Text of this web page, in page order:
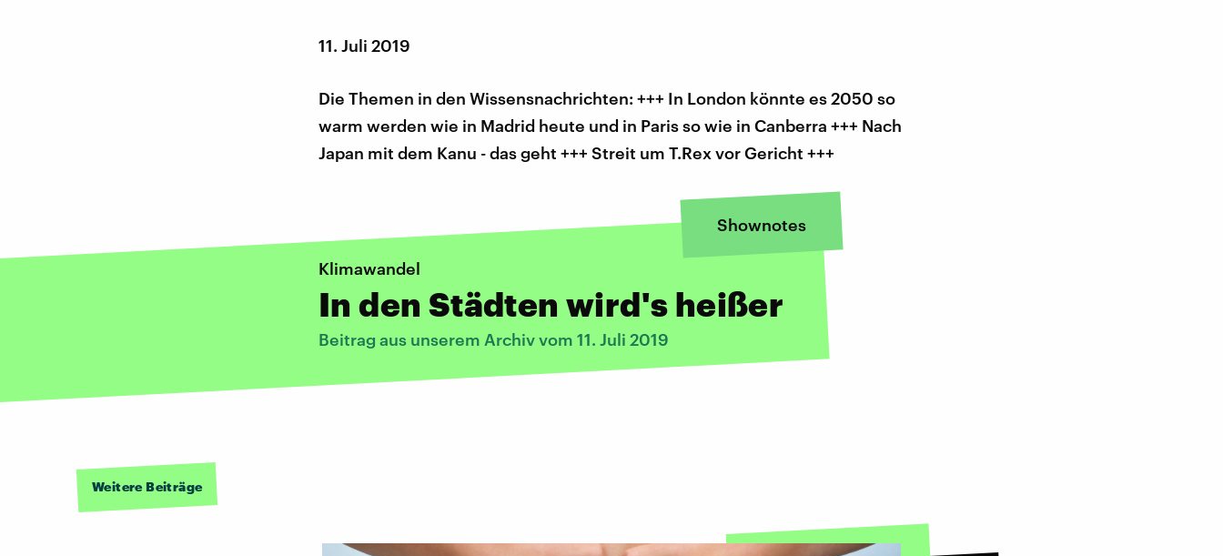
11. Juli 2019
Die Themen in den Wissensnachrichten: +++ In London könnte es 2050 so
warm werden wie in Madrid heute und in Paris so wie in Canberra +++ Nach
Japan mit dem Kanu - das geht +++ Streit um T.Rex vor Gericht +++
Shownotes
Klimawandel
In den Städten wird's heißer
Beitrag aus unserem Archiv vom 11. Juli 2019
Weitere Beiträge